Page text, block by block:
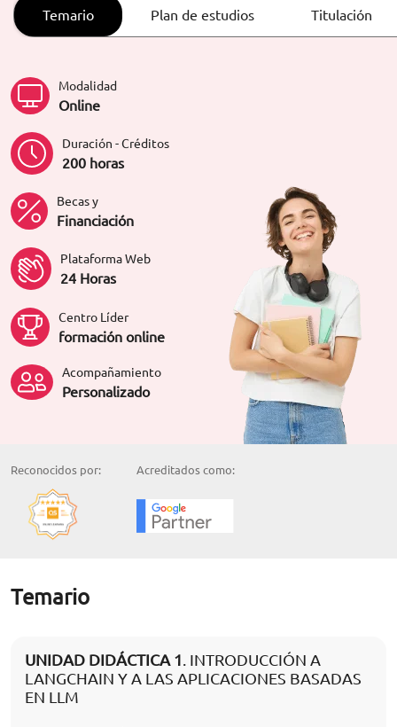
ORIENTACIÓN LABORAL
Temario Plan de estudios Titulación
Modalidad
Online
Duración - Créditos
200 horas
Becas y
Financiación
Plataforma Web
24 Horas
Centro Líder
formación online
Acompañamiento
Personalizado
Reconocidos por: Acreditados como:
Temario
UNIDAD DIDÁCTICA 1. INTRODUCCIÓN A
LANGCHAIN Y A LAS APLICACIONES BASADAS
EN LLM